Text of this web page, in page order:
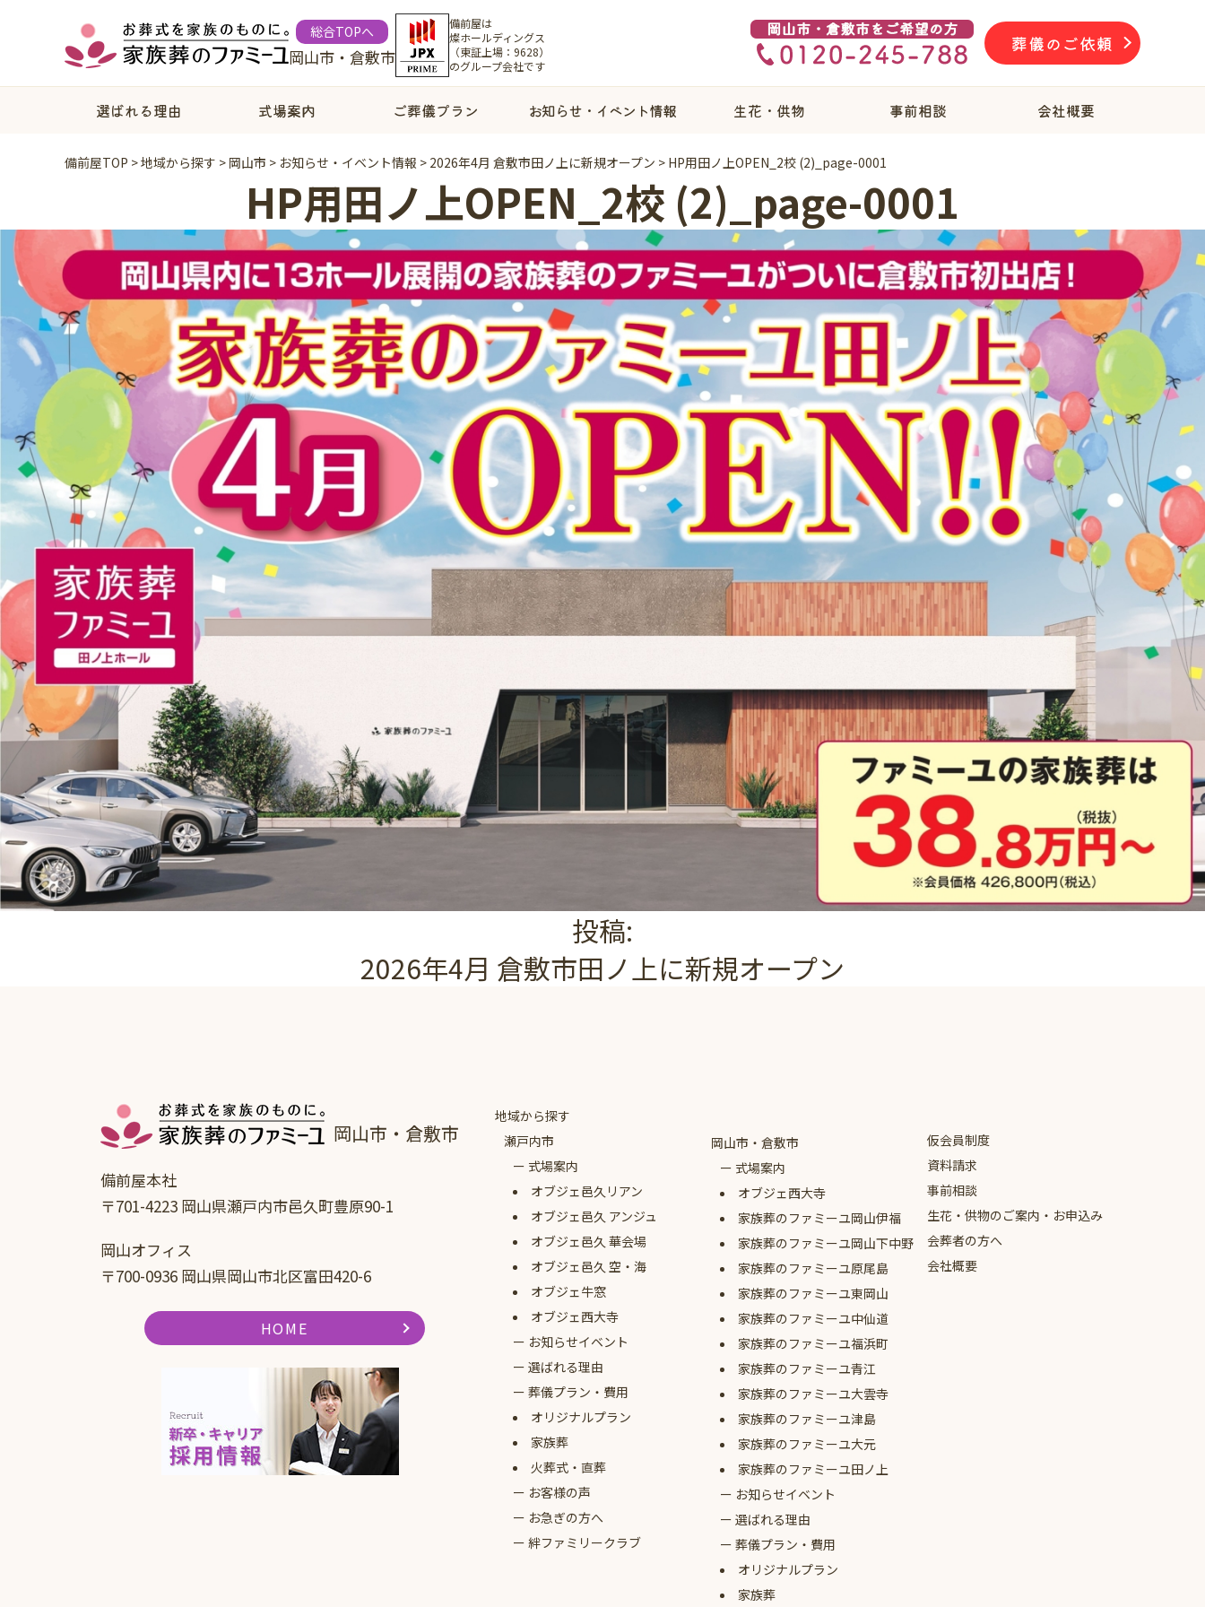
総合TOPへ
岡山市・倉敷市
備前屋は
燦ホールディングス
（東証上場：9628）
のグループ会社です
葬儀のご依頼
選ばれる理由 式場案内 ご葬儀プラン お知らせ・イベント情報 生花・供物 事前相談 会社概要
備前屋TOP >地域から探す > 岡山市 > お知らせ・イベント情報 > 2026年4月 倉敷市田ノ上に新規オープン > HP用田ノ上OPEN_2校 (2)_page-0001
HP用田ノ上OPEN_2校 (2)_page-0001
投稿:
2026年4月 倉敷市田ノ上に新規オープン
岡山市・倉敷市
備前屋本社
〒701-4223 岡山県瀬戸内市邑久町豊原90-1
岡山オフィス
〒700-0936 岡山県岡山市北区富田420-6
HOME
地域から探す
瀬戸内市
式場案内
オブジェ邑久リアン
オブジェ邑久 アンジュ
オブジェ邑久 華会場
オブジェ邑久 空・海
オブジェ牛窓
オブジェ西大寺
お知らせイベント
選ばれる理由
葬儀プラン・費用
オリジナルプラン
家族葬
火葬式・直葬
お客様の声
お急ぎの方へ
絆ファミリークラブ
岡山市・倉敷市
式場案内
オブジェ西大寺
家族葬のファミーユ岡山伊福
家族葬のファミーユ岡山下中野
家族葬のファミーユ原尾島
家族葬のファミーユ東岡山
家族葬のファミーユ中仙道
家族葬のファミーユ福浜町
家族葬のファミーユ青江
家族葬のファミーユ大雲寺
家族葬のファミーユ津島
家族葬のファミーユ大元
家族葬のファミーユ田ノ上
お知らせイベント
選ばれる理由
葬儀プラン・費用
オリジナルプラン
家族葬
仮会員制度
資料請求
事前相談
生花・供物のご案内・お申込み
会葬者の方へ
会社概要